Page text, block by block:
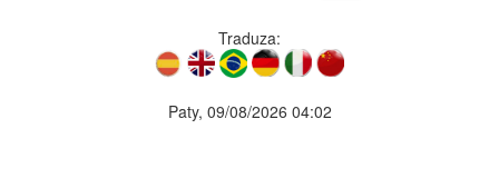
Traduza:
Paty, 09/08/2026 04:02